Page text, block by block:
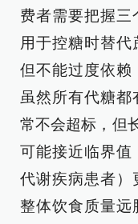
费者需要把握三
用于控糖时替代
但不能过度依赖
虽然所有代糖都
常不会超标，但
可能接近临界值
代谢疾病患者）
整体饮食质量远